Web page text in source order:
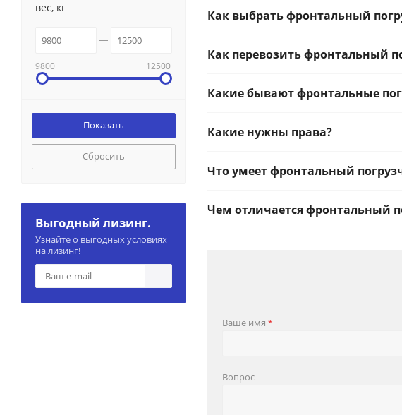
Как выбрать фронтальный
Как перевозить фронтальный
Какие бывают фронтальные
Какие нужны права?
Что умеет фронтальный
Чем отличается фронтальный
Ваше имя *
Вопрос
вес, кг
9800 12500
Сбросить
Выгодный лизинг.
Узнайте о выгодных условиях
на лизинг!